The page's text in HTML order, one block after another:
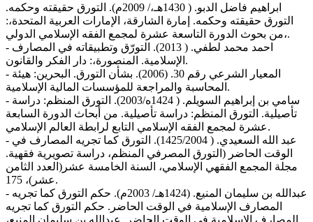
ابراهيم فاضل الدبو. ( 1430هـ،/ 2009م). التورق حقيقته وحكمه.
التورق حقيقته وحكمه. إمارة الشارقة، الإمارات العربية المتحدة،:
من بحوث الدورة التاسعة عشرة لمجمع الفقه الإسلامي الدولي،.
- احمد محمد لطفي. ( 2013). التورّق وتطبيقاته في المصارف
الإسلامية. المنصورة،: دار الفكر والقانون.
- المعيار الشرعي رقم 30. (2006). بشأن التورق. البحرين: هيئة
المحاسبة والمراجعة للمؤسسات المالية الإسلامية.
- سامي بن إبراهيم السويلم. ( 1424ه/2003). التورق المنظم: دراسة
تأصيلية. التورق المنظم: دراسة تأصيلية. من أبحاث الدورة السابعة
عشرة لمجمع الفقه الإسلامي التابع لرابطة العالم الإسلامي.
- عبد الله السعيدي. ( 1425/2004). التورق كما تجريه المصارف في
الوقت الحاضر (التورق المصرفي المنظم، دراسة تصويرية فقهية.
مجلة المجمع الفقهي الإسلامي، السنة الخامسة عشر(العدد الثامن
عشر)، 175.
- عبدالله بن سليمان المنيع. (1424هـ/ 2003م). حكم التورق كما تجريه
المصارف الإسلامية في الوقت الحاضر. حكم التورق كما تجريه
المصارف الإسلامية في الوقت الحاضر. عبدالله بن سليمان المنيع،